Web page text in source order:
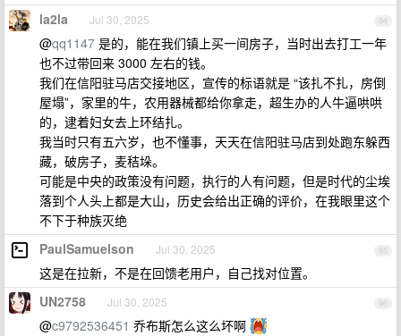
94
la2la Jul 30, 2025
@qq1147 是的，能在我们镇上买一间房子，当时出去打工一年
也不过带回来 3000 左右的钱。
我们在信阳驻马店交接地区，宣传的标语就是 “该扎不扎，房倒
屋塌”，家里的牛，农用器械都给你拿走，超生办的人牛逼哄哄
的，逮着妇女去上环结扎。
我当时只有五六岁，也不懂事，天天在信阳驻马店到处跑东躲西
藏，破房子，麦秸垛。
可能是中央的政策没有问题，执行的人有问题，但是时代的尘埃
落到个人头上都是大山，历史会给出正确的评价，在我眼里这个
不下于种族灭绝
95
PaulSamuelson Jul 30, 2025
这是在拉新，不是在回馈老用户，自己找对位置。
96
UN2758 Jul 30, 2025
@c9792536451 乔布斯怎么这么坏啊